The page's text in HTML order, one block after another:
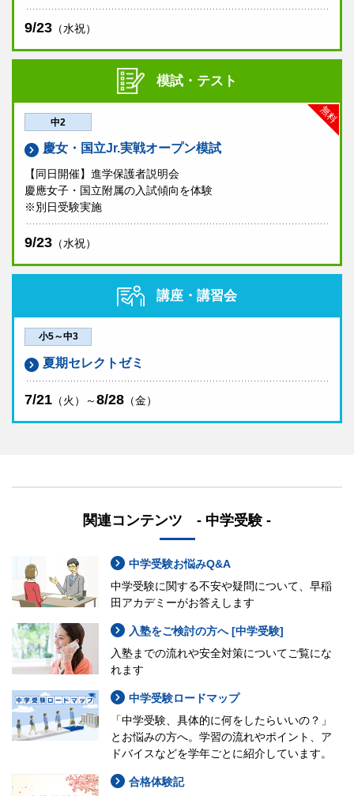
9/23 （水祝）
模試・テスト
無料
中2
慶女・国立Jr.実戦オープン模試
【同日開催】進学保護者説明会
慶應女子・国立附属の入試傾向を体験
※別日受験実施
9/23 （水祝）
講座・講習会
小5～中3
夏期セレクトゼミ
7/21 （火）～8/28 （金）
関連コンテンツ - 中学受験 -
中学受験お悩みQ&A
中学受験に関する不安や疑問について、早稲
田アカデミーがお答えします
入塾をご検討の方へ [中学受験]
入塾までの流れや安全対策についてご覧にな
れます
中学受験ロードマップ
「中学受験、具体的に何をしたらいいの？」
とお悩みの方へ。学習の流れやポイント、ア
ドバイスなどを学年ごとに紹介しています。
合格体験記